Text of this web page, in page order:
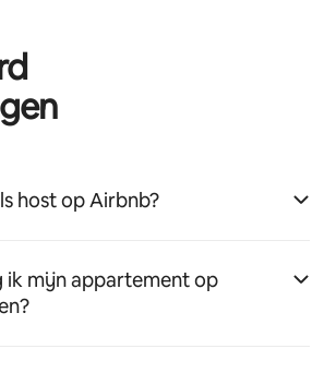
host op Airbnb?
ik mijn appartement op